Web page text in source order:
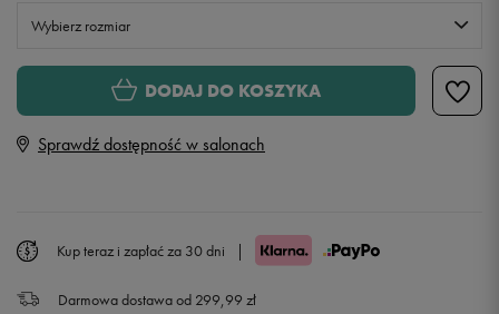
Wybierz rozmiar
Rozmiary EU Rozmiary US
22,5 cm
37,5 23,5 cm
38 24 cm
DODAJ DO KOSZYKA
Sprawdź dostępność w salonach
Kup teraz i zapłać za 30 dni |
Darmowa dostawa od 299,99 zł